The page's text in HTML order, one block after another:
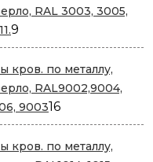
RAL 3003, 3005,
9
товаров
кров. по металлу,
RAL9002,9004,
90031616
товаров
кров. по металлу,